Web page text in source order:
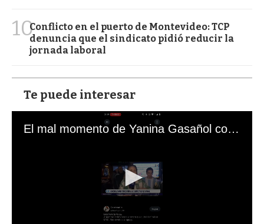
10Conflicto en el puerto de Montevideo: TCP
denuncia que el sindicato pidió reducir la
jornada laboral
Te puede interesar
El mal momento de Yanina Gasañol con un hincha argentino en "Subrayado"